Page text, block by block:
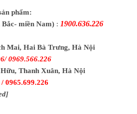
phẩm:
miền Nam) : 1900.636.226
Mai, Hai Bà Trưng, Hà Nội
0969.566.226
Thanh Xuân, Hà Nội
0965.699.226